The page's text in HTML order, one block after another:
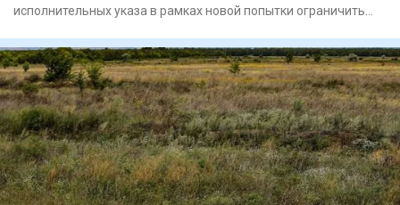
исполнительных указа в рамках новой попытки ограничить